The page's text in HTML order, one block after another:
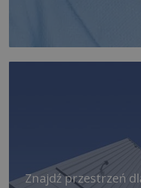
Znajdź przestrzeń